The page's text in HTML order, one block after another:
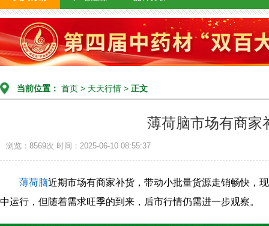
当前位置： 首页 > 天天行情 > 正文
薄荷脑市场有商家
浏览：8569次 时间：2025-06-10 08:55:37
薄荷脑近期市场有商家补货，带动小批量货源走销畅快，
中运行，但随着需求旺季的到来，后市行情仍需进一步观察。